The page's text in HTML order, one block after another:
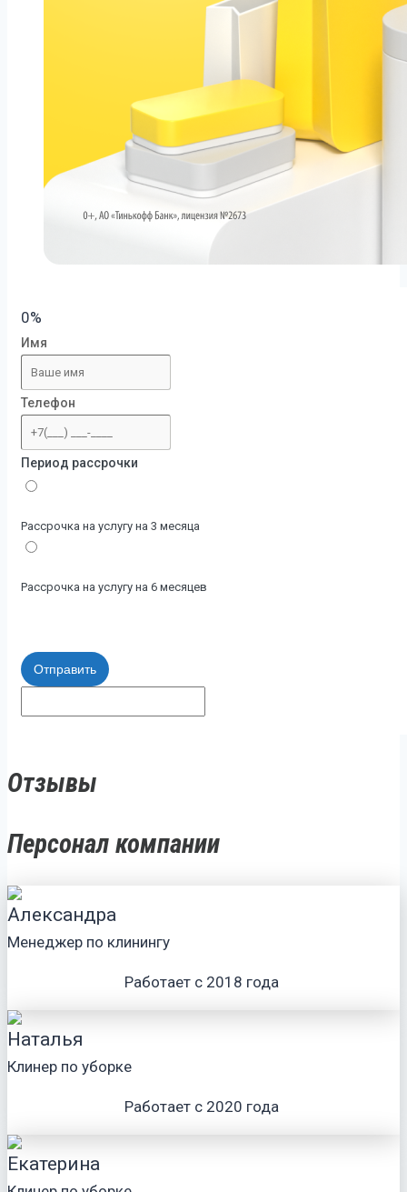
0%
Имя
Телефон
Период рассрочки
Рассрочка на услугу на 3 месяца
Рассрочка на услугу на 6 месяцев
Отправить
Отзывы
Персонал компании
Александра
Менеджер по клинингу
Работает с 2018 года
Наталья
Клинер по уборке
Работает с 2020 года
Екатерина